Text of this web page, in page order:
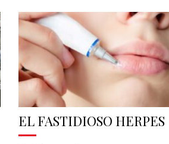
EL FASTIDIOSO HERPES